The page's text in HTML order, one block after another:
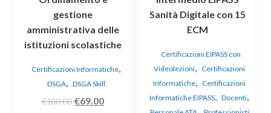
gestione
amministrativa delle
istituzioni scolastiche
Certificazioni Informatiche,
DSGA, DSGA Skill
€100.00Il
€69.00Il
Sanità Digitale con 15
ECM
Certificazioni EIPASS con
Videolezioni, Certificazioni
Informatiche, Certificazioni
Informatiche EIPASS, Docenti,